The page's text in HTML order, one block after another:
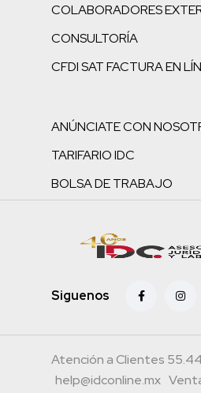
COLABORADORES
CONSULTORÍA
CFDI SAT FACTURA EN
ANÚNCIATE CON
TARIFARIO IDC
BOLSA DE TRABAJO
Siguenos
Atención a Clientes
help@idconline.mx